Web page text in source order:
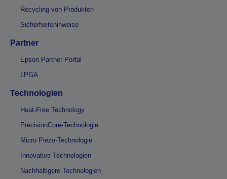
Recycling von Produkten
Sicherheitshinweise
Partner
Epson Partner Portal
LPGA
Technologien
Heat-Free Technology
PrecisionCore-Technologie
Micro Piezo-Technologie
Innovative Technologien
Nachhaltigere Technologien